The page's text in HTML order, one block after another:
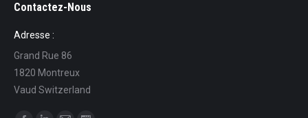
Contactez-Nous
Adresse :
Grand Rue 86
1820 Montreux
Vaud Switzerland